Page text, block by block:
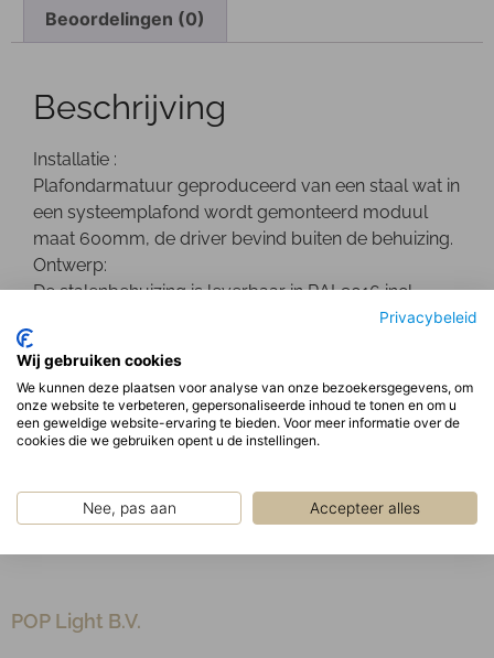
Privacybeleid
Wij gebruiken cookies
We kunnen deze plaatsen voor analyse van onze bezoekersgegevens, om
onze website te verbeteren, gepersonaliseerde inhoud te tonen en om u
een geweldige website-ervaring te bieden. Voor meer informatie over de
cookies die we gebruiken opent u de instellingen.
Nee, pas aan Accepteer alles
Beoordelingen (0)
Beschrijving
Installatie :
Plafondarmatuur geproduceerd van een staal wat in
een systeemplafond wordt gemonteerd moduul
maat 600mm, de driver bevind buiten de behuizing.
Ontwerp:
De stalenbehuizing is leverbaar in RAL9016 incl.
opalen micro prismatische afscherming verkrijgbaar
Optisch
Standaard geleverd met een micro prismatische
afscherming UGR19, ook leverbaar in TW en
casambi.
POP Light B.V.